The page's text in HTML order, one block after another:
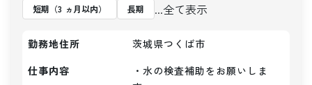
短期（3 ヵ月以内）
長期 ...全て表示
勤務地住所
茨城県つくば市
仕事内容
・水の検査補助をお願いしま